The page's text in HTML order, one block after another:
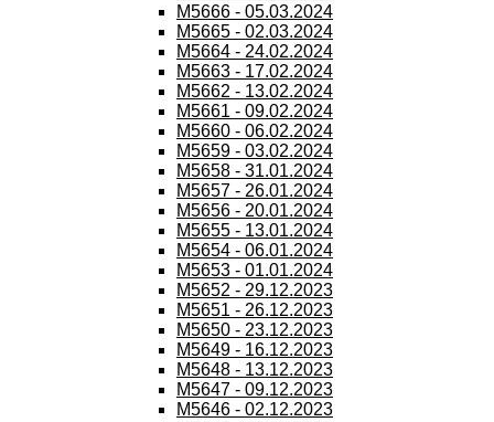
M5666 - 05.03.2024
M5665 - 02.03.2024
M5664 - 24.02.2024
M5663 - 17.02.2024
M5662 - 13.02.2024
M5661 - 09.02.2024
M5660 - 06.02.2024
M5659 - 03.02.2024
M5658 - 31.01.2024
M5657 - 26.01.2024
M5656 - 20.01.2024
M5655 - 13.01.2024
M5654 - 06.01.2024
M5653 - 01.01.2024
M5652 - 29.12.2023
M5651 - 26.12.2023
M5650 - 23.12.2023
M5649 - 16.12.2023
M5648 - 13.12.2023
M5647 - 09.12.2023
M5646 - 02.12.2023